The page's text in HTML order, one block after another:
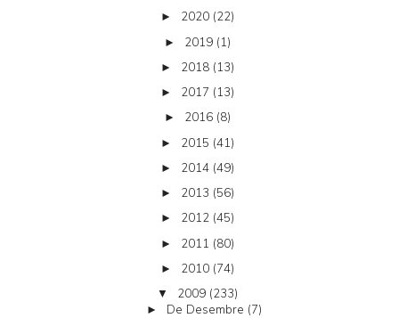
► 2020 (22)
► 2019 (1)
► 2018 (13)
► 2017 (13)
► 2016 (8)
► 2015 (41)
► 2014 (49)
► 2013 (56)
► 2012 (45)
► 2011 (80)
► 2010 (74)
▼ 2009 (233)
► De Desembre (7)